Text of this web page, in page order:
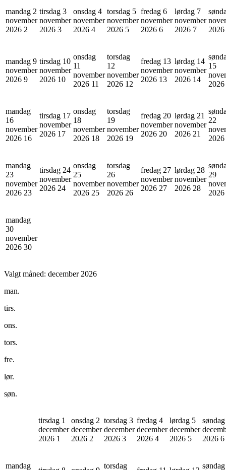
mandag 2
november
2026 2
tirsdag 3
november
2026 3
onsdag 4
november
2026 4
torsdag 5
november
2026 5
fredag 6
november
2026 6
lørdag 7
november
2026 7
2026
mandag 9
november
2026 9
tirsdag 10
november
2026 10
onsdag
11
november
2026 11
torsdag
12
november
2026 12
fredag 13
november
2026 13
lørdag 14
november
2026 14
15
2026
mandag
16
november
2026 16
tirsdag 17
november
2026 17
onsdag
18
november
2026 18
torsdag
19
november
2026 19
fredag 20
november
2026 20
lørdag 21
november
2026 21
22
2026
mandag
23
november
2026 23
tirsdag 24
november
2026 24
onsdag
25
november
2026 25
torsdag
26
november
2026 26
fredag 27
november
2026 27
lørdag 28
november
2026 28
29
2026
mandag
30
november
2026 30
Valgt måned: december 2026
man.
tirs.
ons.
tors.
fre.
lør.
søn.
tirsdag 1
december
2026 1
onsdag 2
december
2026 2
torsdag 3
december
2026 3
fredag 4
december
2026 4
lørdag 5
december
2026 5
2026 6
mandag torsdag søndag